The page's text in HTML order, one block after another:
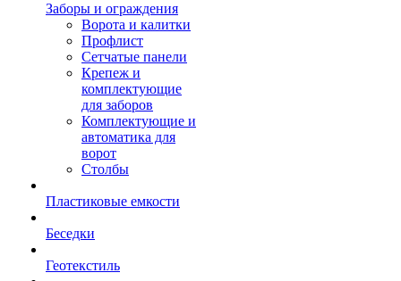
Заборы и ограждения
Ворота и калитки
Профлист
Сетчатые панели
Крепеж и
комплектующие
для заборов
Комплектующие и
автоматика для
ворот
Столбы
Пластиковые емкости
Беседки
Геотекстиль